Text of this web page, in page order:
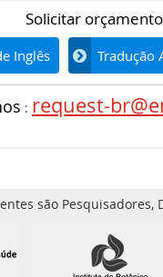
Solicitar
Inglês Tradução
: request-
são